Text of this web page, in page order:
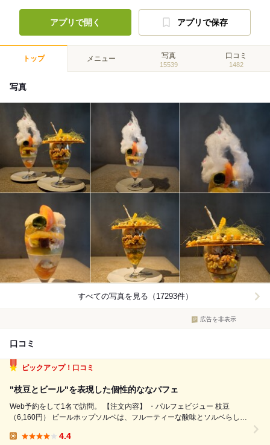
アプリで開く アプリで保存
トップ メニュー 写真
15539
口コミ
1482
写真
すべての写真を見る（17293件）
広告を非表示
口コミ
ピックアップ！口コミ
"枝豆とビール"を表現した個性的ななパフェ
Web予約をして1名で訪問。 【注文内容】 ・パルフェビジュー 枝豆
（6,160円） ビールホップソルベは、フルーティーな酸味とソルベらしい
のような優しい甘さの枝豆ジェラートと合わせたり、クランブルにのせた
4.4